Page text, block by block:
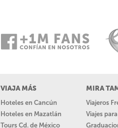
VIAJA MÁS
Hoteles en Cancún
Hoteles en Mazatlán
Tours Cd. de México
MIRA
Viajeros
Viajes